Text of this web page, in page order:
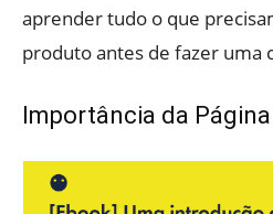
aprender tudo o que
produto antes de fazer uma
Importância da